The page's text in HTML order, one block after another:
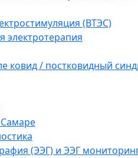
(ВТЭС)
электротерапия
ковид / постковидный
(ЭЭГ) и ЭЭГ